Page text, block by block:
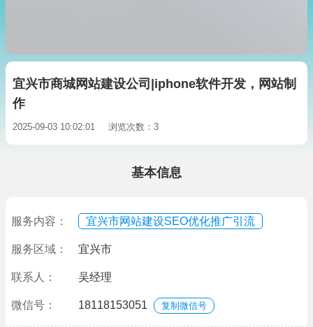
宜兴市商城网站建设公司|iphone软件开发，网站制
作
2025-09-03 10:02:01 浏览次数：3
基本信息
服务内容： 宜兴市网站建设SEO优化推广引流
服务区域： 宜兴市
联系人： 吴经理
微信号： 18118153051 复制微信号